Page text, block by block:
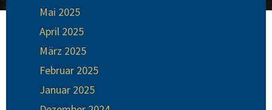
Mai 2025
April 2025
März 2025
Februar 2025
Januar 2025